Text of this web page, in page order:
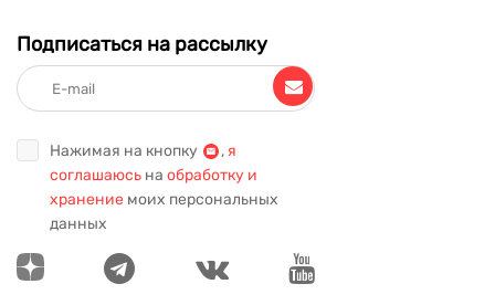
Подписаться на рассылку
Нажимая на кнопку , я
соглашаюсь на обработку и
хранение моих персональных
данных